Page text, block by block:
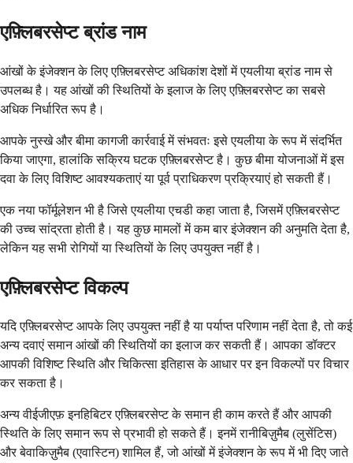
एफ़्लिबरसेप्ट ब्रांड नाम
आंखों के इंजेक्शन के लिए एफ़्लिबरसेप्ट अधिकांश देशों में एयलीया ब्रांड नाम से
उपलब्ध है। यह आंखों की स्थितियों के इलाज के लिए एफ़्लिबरसेप्ट का सबसे
अधिक निर्धारित रूप है।
आपके नुस्खे और बीमा कागजी कार्रवाई में संभवतः इसे एयलीया के रूप में संदर्भित
किया जाएगा, हालांकि सक्रिय घटक एफ़्लिबरसेप्ट है। कुछ बीमा योजनाओं में इस
दवा के लिए विशिष्ट आवश्यकताएं या पूर्व प्राधिकरण प्रक्रियाएं हो सकती हैं।
एक नया फॉर्मूलेशन भी है जिसे एयलीया एचडी कहा जाता है, जिसमें एफ़्लिबरसेप्ट
की उच्च सांद्रता होती है। यह कुछ मामलों में कम बार इंजेक्शन की अनुमति देता है,
लेकिन यह सभी रोगियों या स्थितियों के लिए उपयुक्त नहीं है।
एफ़्लिबरसेप्ट विकल्प
यदि एफ़्लिबरसेप्ट आपके लिए उपयुक्त नहीं है या पर्याप्त परिणाम नहीं देता है, तो कई
अन्य दवाएं समान आंखों की स्थितियों का इलाज कर सकती हैं। आपका डॉक्टर
आपकी विशिष्ट स्थिति और चिकित्सा इतिहास के आधार पर इन विकल्पों पर विचार
कर सकता है।
अन्य वीईजीएफ़ इनहिबिटर एफ़्लिबरसेप्ट के समान ही काम करते हैं और आपकी
स्थिति के लिए समान रूप से प्रभावी हो सकते हैं। इनमें रानीबिज़ुमैब (लुसेंटिस)
और बेवाकिज़ुमैब (एवास्टिन) शामिल हैं, जो आंखों में इंजेक्शन के रूप में भी दिए जाते